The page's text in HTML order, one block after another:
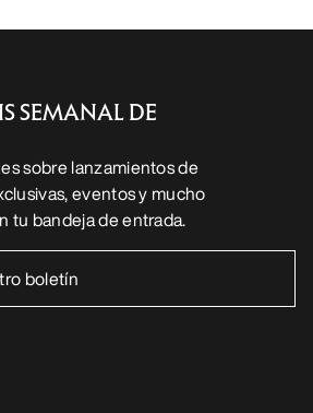
SEMANAL DE
sobre lanzamientos de
eventos y mucho
tu bandeja de entrada.